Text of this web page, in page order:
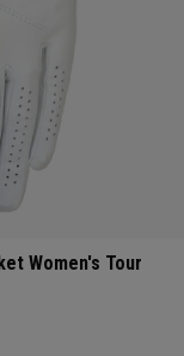
Women's Tour